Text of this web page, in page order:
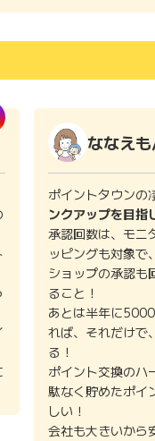
ななえ
ポイントタウンの
ンクアップを目指
承認回数は、モニ
ッピングも対象で
ショップの承認も
ること！
あとは半年に
れば、それだけで
る！
ポイント交換のハ
駄なく貯めたポイ
しい！
会社も大きいから